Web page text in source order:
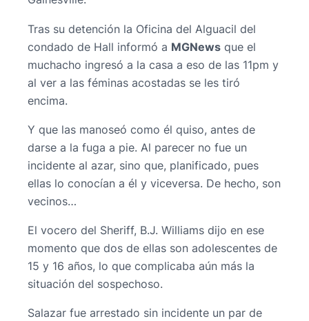
Tras su detención la Oficina del Alguacil del
condado de Hall informó a MGNews que el
muchacho ingresó a la casa a eso de las 11pm y
al ver a las féminas acostadas se les tiró
encima.
Y que las manoseó como él quiso, antes de
darse a la fuga a pie. Al parecer no fue un
incidente al azar, sino que, planificado, pues
ellas lo conocían a él y viceversa. De hecho, son
vecinos…
El vocero del Sheriff, B.J. Williams dijo en ese
momento que dos de ellas son adolescentes de
15 y 16 años, lo que complicaba aún más la
situación del sospechoso.
Salazar fue arrestado sin incidente un par de